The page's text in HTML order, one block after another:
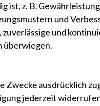
z. B.
und
und
überwiegen.
ausdrücklich
jederzeit